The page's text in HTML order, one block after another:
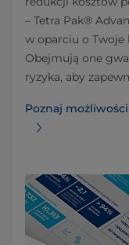
– Tetra Pak®
w oparciu o
Obejmują one
ryzyka, aby
Poznaj